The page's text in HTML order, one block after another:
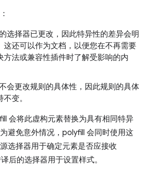
选择器已更改，因此特异性的差异会明
这还可以作为文档，以便您在不再需要
方法或兼容性插件时了解受影响的内
会更改规则的具体性，因此规则的具体
变。
会将此虚构元素替换为具有相同特异
避免意外情况，polyfill 会同时使用这
选择器用于确定元素是否应接收
后的选择器用于设置样式。